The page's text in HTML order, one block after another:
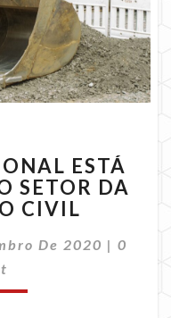
ESTÁ
SETOR DA
CIVIL
De 2020 | 0